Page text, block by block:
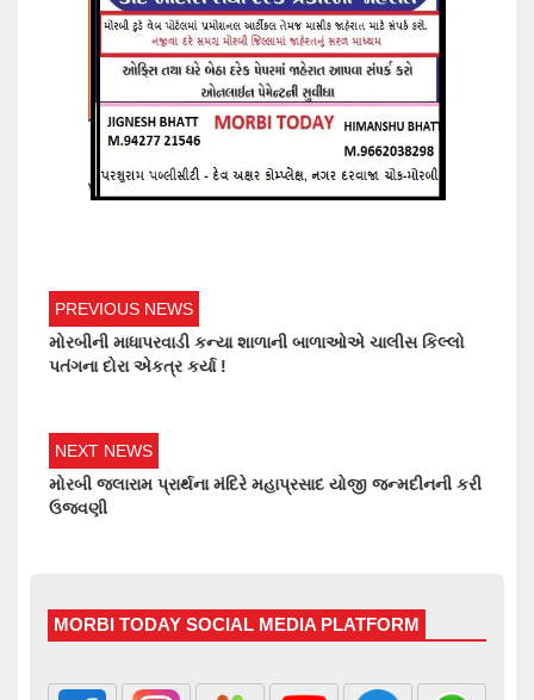
PREVIOUS NEWS
મોરબીની માધાપરવાડી કન્યા શાળાની બાળાઓએ ચાલીસ કિલ્લો
પતંગના દોરા એકત્ર કર્યા !
NEXT NEWS
મોરબી જલારામ પ્રાર્થના મંદિરે મહાપ્રસાદ યોજી જન્મદીનની કરી
ઉજવણી
MORBI TODAY SOCIAL MEDIA PLATFORM